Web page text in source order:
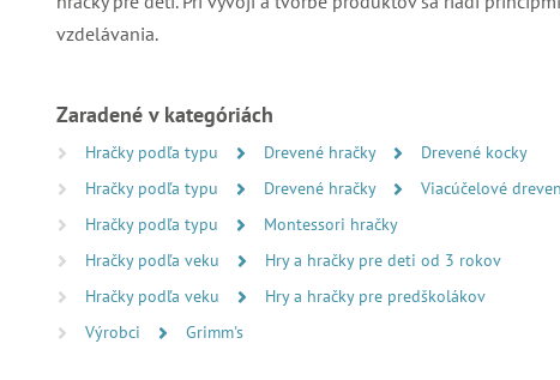
vzdelávania.
Zaradené v kategóriách
Hračky podľa typu Drevené hračky
Drevené kocky
Hračky podľa typu
Drevené hračky
Viacúčelové
Hračky podľa typu
Montessori hračky
Hračky podľa veku
Hry a hračky pre deti od 3 rokov
Hračky podľa veku
Hry a hračky pre predškolákov
Výrobci
Grimm's